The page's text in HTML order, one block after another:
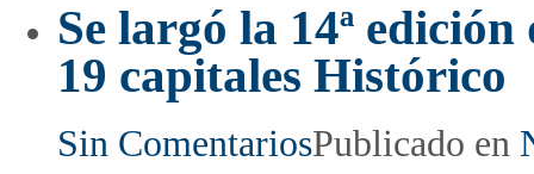
Se largó la 14ª
19 capitales Histórico
Sin ComentariosPublicado en